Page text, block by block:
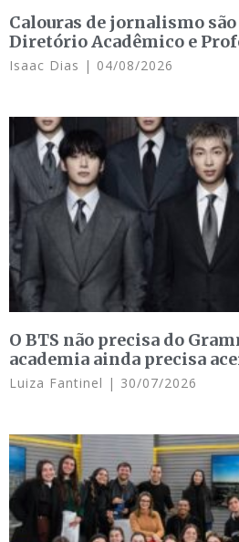
Calouras de jornalismo
Diretório Acadêmico e
Isaac Dias 04/08/2026
O BTS não precisa do
academia ainda precisa
Luiza Fantinel 30/07/2026